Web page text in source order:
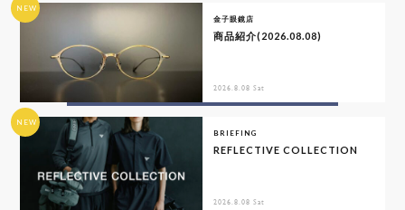
NEW
金子眼鏡店
商品紹介(2026.08.08)
2026.8.08 Sat
NEW
BRIEFING
REFLECTIVE COLLECTION
2026.8.08 Sat